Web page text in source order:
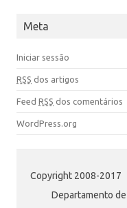
Meta
Iniciar sessão
RSS dos artigos
Feed RSS dos comentários
WordPress.org
Copyright 2008-2017
Departamento